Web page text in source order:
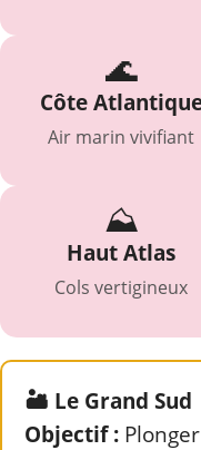
🌊
Côte
Air marin vivifiant
⛰️
Haut Atlas
Cols vertigineux
🏜️ Le Grand Sud
Objectif : Plonger